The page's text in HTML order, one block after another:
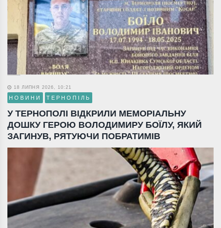
18 ЛИПНЯ 2026, 10:21
НОВИНИ ТЕРНОПІЛЬ
У ТЕРНОПОЛІ ВІДКРИЛИ МЕМОРІАЛЬНУ
ДОШКУ ГЕРОЮ ВОЛОДИМИРУ БОЇЛУ, ЯКИЙ
ЗАГИНУВ, РЯТУЮЧИ ПОБРАТИМІВ